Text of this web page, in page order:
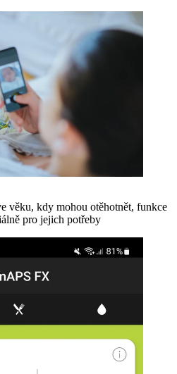
věku, kdy mohou otěhotnět, funkce
pro jejich potřeby